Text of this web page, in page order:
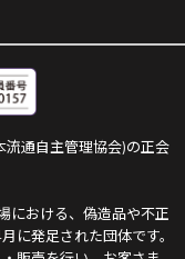
通自主管理協会)の正会
における、偽造品や不正
に発足された団体です。